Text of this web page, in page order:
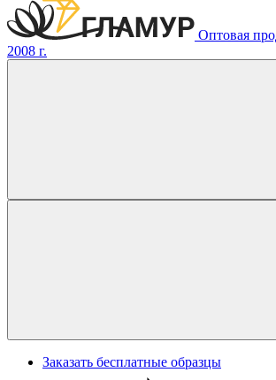
Оптовая
2008 г.
Заказать бесплатные образцы